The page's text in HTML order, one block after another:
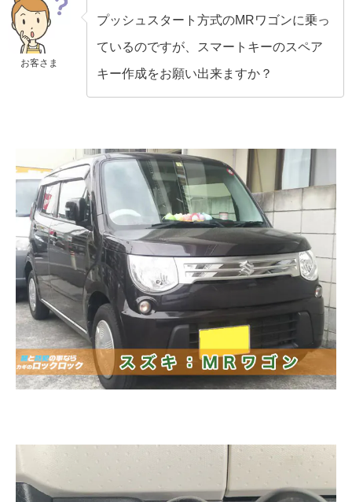
お客さま
プッシュスタート方式のMRワゴンに乗っ
ているのですが、スマートキーのスペア
キー作成をお願い出来ますか？